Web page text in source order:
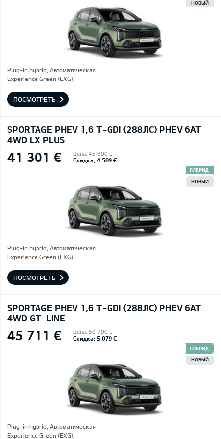
НОВЫЙ
Plug-in hybrid, Автоматическая
Experience Green (EXG),
ПОСМОТРЕТЬ
SPORTAGE PHEV 1,6 T-GDI (288ЛС) PHEV 6AT
4WD LX PLUS
41 301 € Цена: 45 890 €
Скидка: 4 589 €
ГИБРИД
НОВЫЙ
Plug-in hybrid, Автоматическая
Experience Green (EXG),
ПОСМОТРЕТЬ
SPORTAGE PHEV 1,6 T-GDI (288ЛС) PHEV 6AT
4WD GT-LINE
45 711 € Цена: 50 790 €
Скидка: 5 079 €
ГИБРИД
НОВЫЙ
Plug-in hybrid, Автоматическая
Experience Green (EXG),